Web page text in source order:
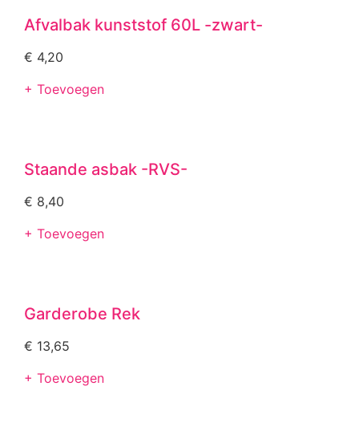
Afvalbak kunststof 60L -zwart-
€ 4,20
+ Toevoegen
Staande asbak -RVS-
€ 8,40
+ Toevoegen
Garderobe Rek
€ 13,65
+ Toevoegen